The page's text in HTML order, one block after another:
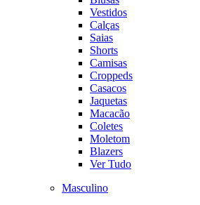
Vestidos
Calças
Saias
Shorts
Camisas
Croppeds
Casacos
Jaquetas
Macacão
Coletes
Moletom
Blazers
Ver Tudo
Masculino